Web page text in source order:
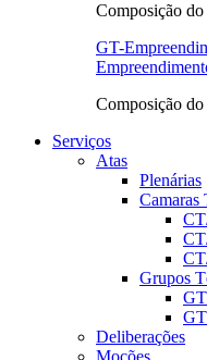
Composição
GT-
Composição
Serviços
Atas
Plenárias
Camaras
Grupos
Deliberações